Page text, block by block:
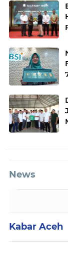
News
Kabar Aceh